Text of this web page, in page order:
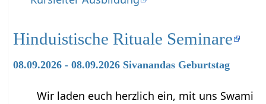
Hinduistische Rituale Seminare
08.09.2026 - 08.09.2026 Sivanandas Geburtstag
Wir laden euch herzlich ein, mit uns Swami